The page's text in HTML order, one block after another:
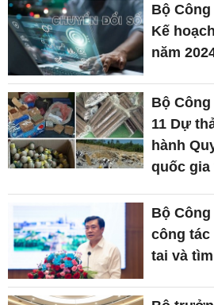
Bộ
Kế
năm
Bộ
11 Dự
hành
quốc gia
Bộ
công tác
tai và